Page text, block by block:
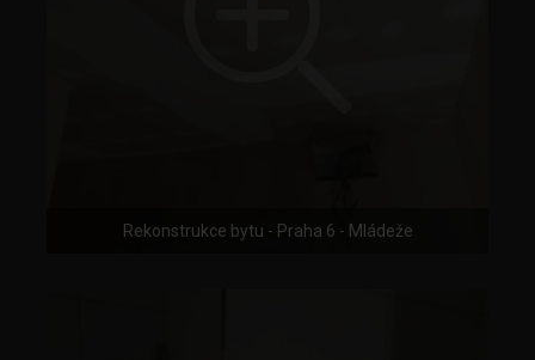
Rekonstrukce bytu - Praha 6 - Mládeže